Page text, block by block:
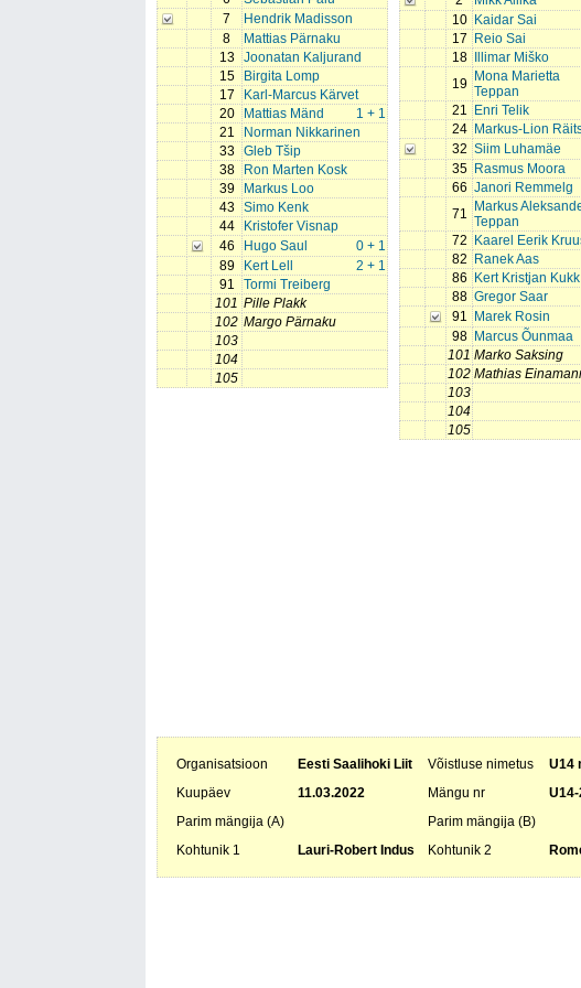
7
Hendrik Madisson
8
Mattias Pärnaku
13
Joonatan Kaljurand
15
Birgita Lomp
17
Karl-Marcus Kärvet
20
1 + 1
Mattias Mänd
21
Norman Nikkarinen
33
Gleb Tšip
38
Ron Marten Kosk
39
Markus Loo
43
Simo Kenk
44
Kristofer Visnap
46
0 + 1
Hugo Saul
89
2 + 1
Kert Lell
91
Tormi Treiberg
101 Pille Plakk
102 Margo Pärnaku
103
104
105
10
Kaidar Sai
17
Reio Sai
18
Illimar Miško
19
Mona Marietta
Teppan
21
Enri Telik
24
Markus-Lion
32 Siim Luhamäe
35
Rasmus Moora
66 Janori Remmelg
71
Markus
Teppan
72
Kaarel Eerik
82
Ranek Aas
86
Kert Kristjan Kukk
88 Gregor Saar
91
Marek Rosin
98
Marcus Õunmaa
101 Marko Saksing
102 Mathias
103
104
105
Organisatsioon Eesti Saalihoki Liit Võistluse nimetus U14
Kuupäev
11.03.2022 Mängu nr
Parim mängija (A)
Parim mängija (B)
Kohtunik 1
Lauri-Robert Indus Kohtunik 2